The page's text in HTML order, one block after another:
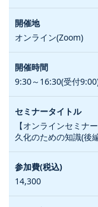
オンライン(Zoom)
9:30～16:30(受付
【オンラインセミナ
久化のための知識(後
14,300